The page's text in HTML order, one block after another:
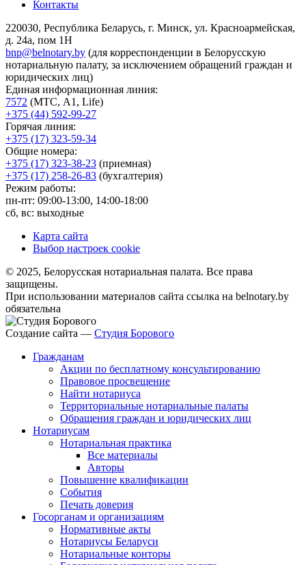
Контакты
220030, Республика Беларусь, г. Минск, ул. Красноармейская,
д. 24а, пом 1Н
bnp@belnotary.by (для корреспонденции в Белорусскую
нотариальную палату, за исключением обращений граждан и
юридических лиц)
Единая информационная линия:
7572 (МТС, A1, Life)
+375 (44) 592-99-27
Горячая линия:
+375 (17) 323-59-34
Общие номера:
+375 (17) 323-38-23 (приемная)
+375 (17) 258-26-83 (бухгалтерия)
Режим работы:
пн-пт: 09:00-13:00, 14:00-18:00
сб, вс: выходные
Карта сайта
Выбор настроек cookie
© 2025, Белорусская нотариальная палата. Все права
защищены.
При использовании материалов сайта ссылка на belnotary.by
обязательна
Создание сайта — Студия Борового
Гражданам
Акции по бесплатному консультированию
Правовое просвещение
Найти нотариуса
Территориальные нотариальные палаты
Обращения граждан и юридических лиц
Нотариусам
Нотариальная практика
Все материалы
Авторы
Повышение квалификации
События
Печать доверия
Госорганам и организациям
Нормативные акты
Нотариусы Беларуси
Нотариальные конторы